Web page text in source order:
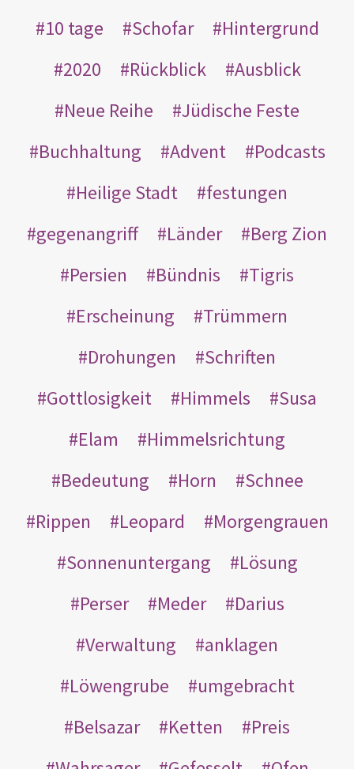
10 tage
Schofar
Hintergrund
2020
Rückblick
Ausblick
Neue Reihe
Jüdische Feste
Buchhaltung
Advent
Podcasts
Heilige Stadt
festungen
gegenangriff
Länder
Berg Zion
Persien
Bündnis
Tigris
Erscheinung
Trümmern
Drohungen
Schriften
Gottlosigkeit
Himmels
Susa
Elam
Himmelsrichtung
Bedeutung
Horn
Schnee
Rippen
Leopard
Morgengrauen
Sonnenuntergang
Lösung
Perser
Meder
Darius
Verwaltung
anklagen
Löwengrube
umgebracht
Belsazar
Ketten
Preis